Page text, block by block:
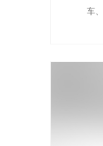
车